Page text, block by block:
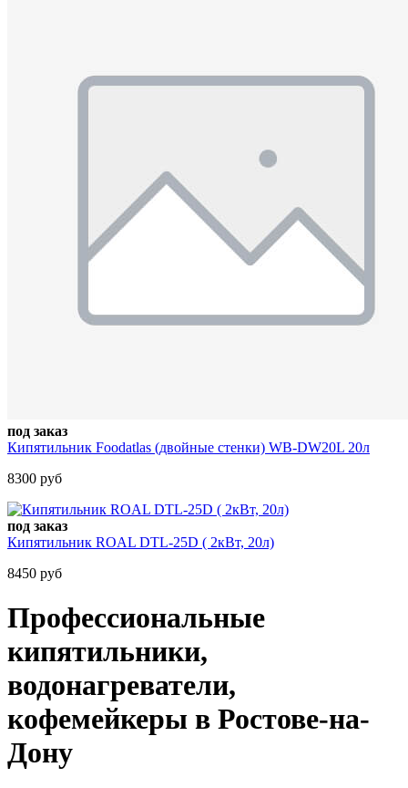
под заказ
Кипятильник Foodatlas (двойные стенки) WB-DW20L 20л
8300 руб
под заказ
Кипятильник ROAL DTL-25D ( 2кВт, 20л)
8450 руб
Профессиональные
кипятильники,
водонагреватели,
кофемейкеры в Ростове-на-
Дону